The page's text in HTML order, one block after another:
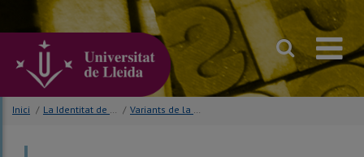
principal
pàgina
Inici / La Identitat de marca UdL / Variants de la marca